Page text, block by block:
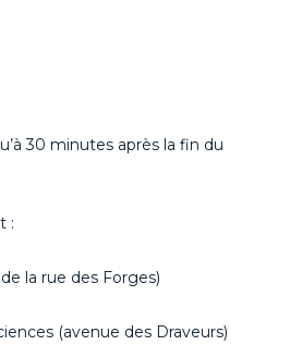
30 minutes après la fin du
:
la rue des Forges)
(avenue des Draveurs)